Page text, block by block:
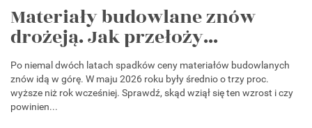
Materiały budowlane znów
drożeją. Jak przełoży...
Po niemal dwóch latach spadków ceny materiałów budowlanych
znów idą w górę. W maju 2026 roku były średnio o trzy proc.
wyższe niż rok wcześniej. Sprawdź, skąd wziął się ten wzrost i czy
powinien...